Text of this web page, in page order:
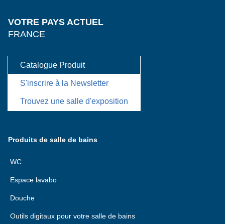
VOTRE PAYS ACTUEL
FRANCE
Catalogue Produit
S'inscrire à la Newsletter
Trouvez une salle d'exposition
Produits de salle de bains
WC
Espace lavabo
Douche
Outils digitaux pour votre salle de bains